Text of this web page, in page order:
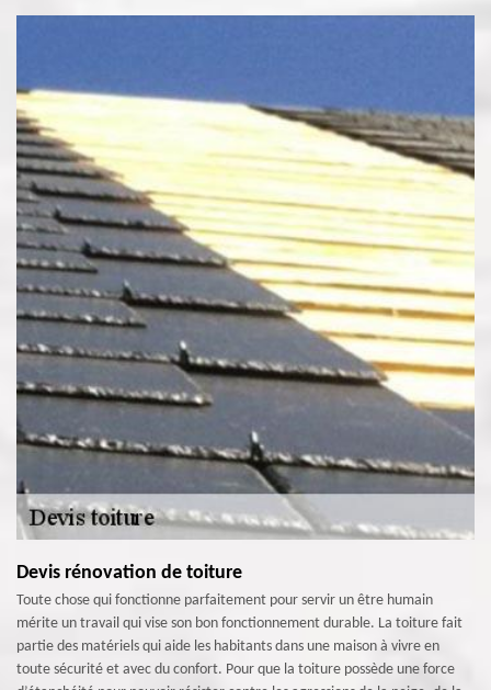
Devis rénovation de toiture
Toute chose qui fonctionne parfaitement pour servir un être humain
mérite un travail qui vise son bon fonctionnement durable. La toiture fait
partie des matériels qui aide les habitants dans une maison à vivre en
toute sécurité et avec du confort. Pour que la toiture possède une force